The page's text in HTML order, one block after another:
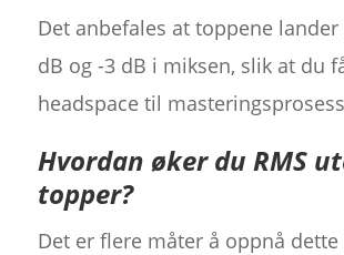
Det anbefales at toppene
dB og -3 dB i miksen, slik at du
headspace til
Hvordan øker du RMS
topper?
Det er flere måter å oppnå dette